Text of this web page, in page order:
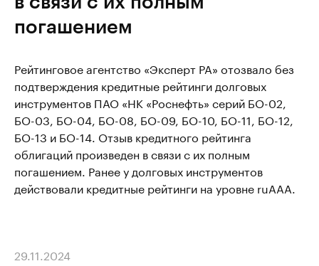
погашением
Рейтинговое агентство «Эксперт РА» отозвало без
подтверждения кредитные рейтинги долговых
инструментов ПАО «НК «Роснефть» серий БО-02,
БО-03, БО-04, БО-08, БО-09, БО-10, БО-11, БО-12,
БО-13 и БО-14. Отзыв кредитного рейтинга
облигаций произведен в связи с их полным
погашением. Ранее у долговых инструментов
действовали кредитные рейтинги на уровне ruААА.
29.11.2024